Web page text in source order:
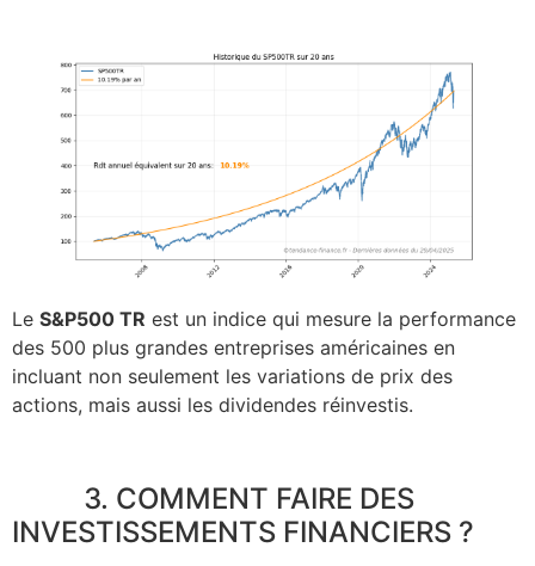
Le S&P500 TR est un indice qui mesure la performance
des 500 plus grandes entreprises américaines en
incluant non seulement les variations de prix des
actions, mais aussi les dividendes réinvestis.
3. COMMENT FAIRE DES
INVESTISSEMENTS FINANCIERS ?